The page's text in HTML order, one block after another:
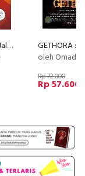
SERONG! Sebab Jalan Hidup Tak Selalu Lurus
oleh Omadi
Rp 72.000
Rp 57.600